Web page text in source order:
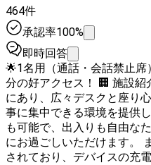
464件
承認率100%
即時回答
🌟1名用（通話・会話禁止席）🌟 🚃 アクセス 八日市
分の好アクセス！ 🏢 施設紹介 コインスペースは商業施設内
にあり、広々デスクと座り
事に集中できる環境を提供
も可能で、出入りも自由な
にお過ごしいただけます。
されており、デバイスの充